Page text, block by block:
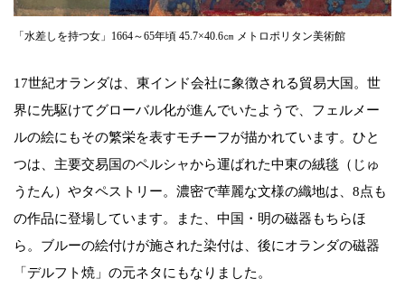
「水差しを持つ女」1664～65年頃 45.7×40.6㎝ メトロポリタン美術館
17世紀オランダは、東インド会社に象徴される貿易大国。世
界に先駆けてグローバル化が進んでいたようで、フェルメー
ルの絵にもその繁栄を表すモチーフが描かれています。ひと
つは、主要交易国のペルシャから運ばれた中東の絨毯（じゅ
うたん）やタペストリー。濃密で華麗な文様の織地は、8点も
の作品に登場しています。また、中国・明の磁器もちらほ
ら。ブルーの絵付けが施された染付は、後にオランダの磁器
「デルフト焼」の元ネタにもなりました。